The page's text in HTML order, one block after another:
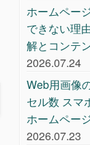
ホームペー
できない理
解とコンテ
2026.07.24
Web用画像
セル数 スマ
ホームペー
2026.07.23